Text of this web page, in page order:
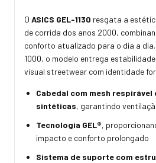
O ASICS GEL-1130 resgata a
de corrida dos anos 2000,
conforto atualizado para o dia a
1000, o modelo entrega
visual streetwear com identidade
Cabedal com mesh
sintéticas, garantindo
Tecnologia GEL®,
impacto e conforto prolongado
Sistema de suporte com